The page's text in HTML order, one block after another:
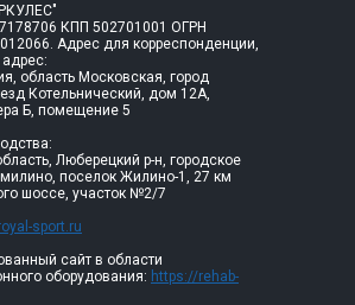
КПП 502701001 ОГРН
Адрес для корреспонденции,
область Московская, город
Котельнический, дом 12А,
Б, помещение 5
Люберецкий р-н, городское
поселок Жилино-1, 27 км
шоссе, участок №2/7
sport.ru
сайт в области
оборудования: https://rehab-